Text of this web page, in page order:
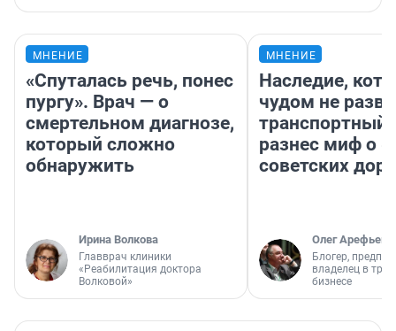
МНЕНИЕ
«Спуталась речь, понес
пургу». Врач — о
смертельном диагнозе,
который сложно
обнаружить
Ирина Волкова
Главврач клиники
«Реабилитация доктора
Волковой»
МНЕНИЕ
Наследие,
чудом не
транспортный
разнес миф о
советских
Олег Арефьев
Блогер,
владелец в
бизнесе